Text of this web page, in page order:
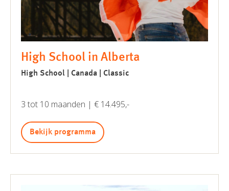
High School in Alberta
High School | Canada | Classic
3 tot 10 maanden | € 14.495,-
Bekijk programma